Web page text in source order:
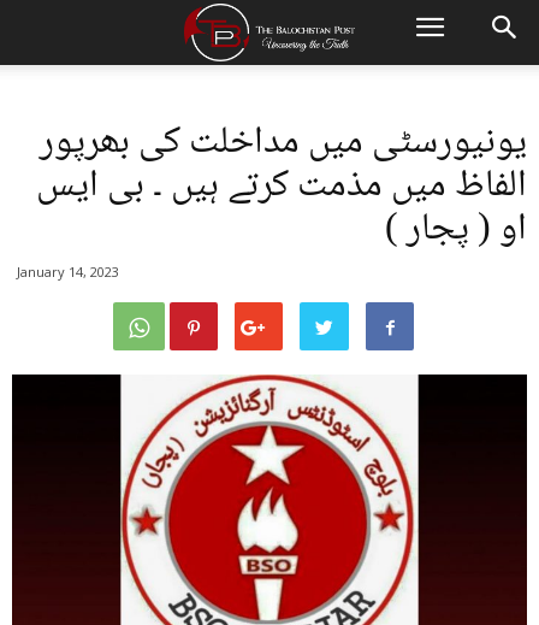
یونیورسٹی میں مداخلت کی بھرپور
الفاظ میں مذمت کرتے ہیں ۔ بی ایس
او ( پجار )
January 14, 2023